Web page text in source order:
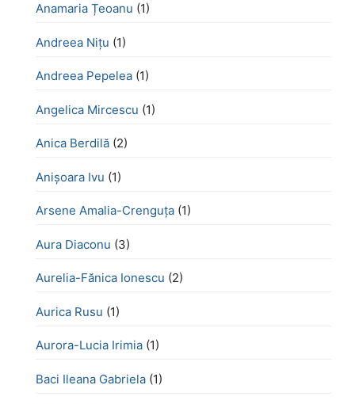
Anamaria Țeoanu (1)
Andreea Nițu (1)
Andreea Pepelea (1)
Angelica Mircescu (1)
Anica Berdilă (2)
Anișoara Ivu (1)
Arsene Amalia-Crenguța (1)
Aura Diaconu (3)
Aurelia-Fănica Ionescu (2)
Aurica Rusu (1)
Aurora-Lucia Irimia (1)
Baci Ileana Gabriela (1)